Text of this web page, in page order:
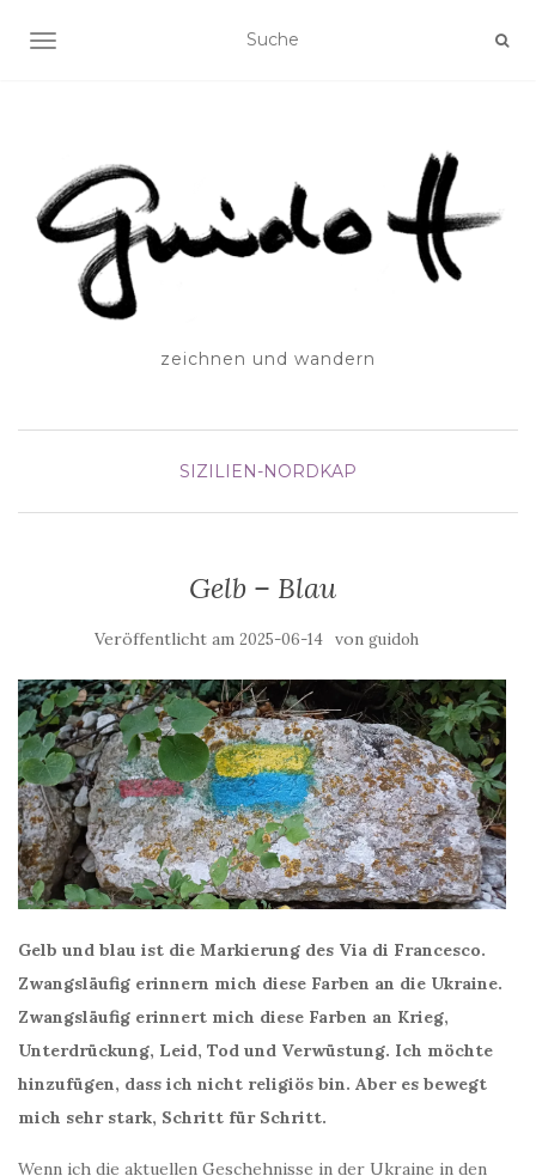
SCHALTE NAVIGATION
zeichnen und wandern
SIZILIEN-NORDKAP
Gelb – Blau
Veröffentlicht am 2025-06-14 von guidoh
Gelb und blau ist die Markierung des Via di Francesco.
Zwangsläufig erinnern mich diese Farben an die Ukraine.
Zwangsläufig erinnert mich diese Farben an Krieg,
Unterdrückung, Leid, Tod und Verwüstung. Ich möchte
hinzufügen, dass ich nicht religiös bin. Aber es bewegt
mich sehr stark, Schritt für Schritt.
Wenn ich die aktuellen Geschehnisse in der Ukraine in den